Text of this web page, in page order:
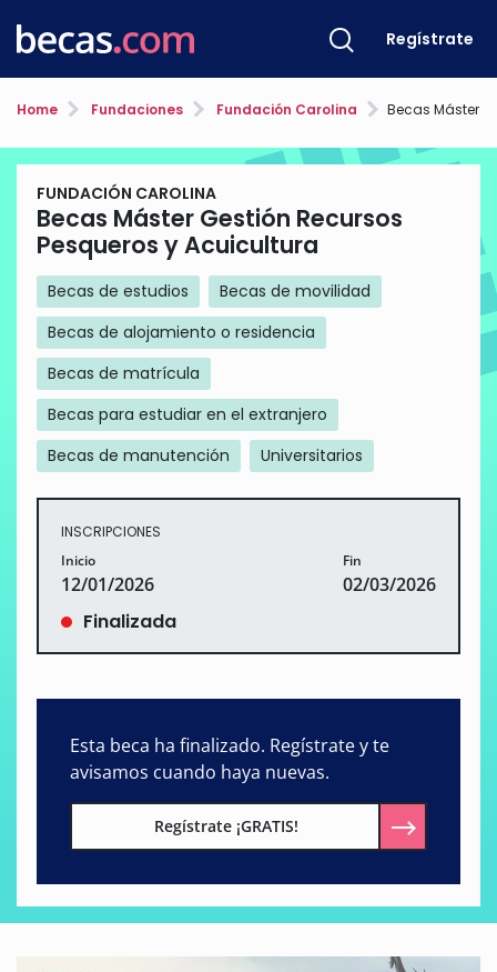
Regístrate
Home Fundaciones Fundación Carolina Becas Máster Gestión
FUNDACIÓN CAROLINA
Becas Máster Gestión Recursos
Pesqueros y Acuicultura
Becas de estudios
Becas de movilidad
Becas de alojamiento o residencia
Becas de matrícula
Becas para estudiar en el extranjero
Becas de manutención
Universitarios
INSCRIPCIONES
Inicio
12/01/2026
Fin
02/03/2026
Finalizada
Esta beca ha finalizado. Regístrate y te
avisamos cuando haya nuevas.
Regístrate ¡GRATIS!